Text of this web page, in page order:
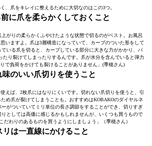
、爪をキレイに整えるために大切なのはこの3つ。
に爪を柔らかくしておくこと
上がりの柔らかくふやけたような状態で切るのがベスト。お風呂
いますよ。爪は3層構造になっていて、カーブのついた形をして
いる爪を切ると、カーブしている部分に大きな力がかかり、パ
たり裂けてしまったりするんです。爪が水分を含んでいると弾力
で負荷をかけても裂けることがありません」(季穂さん)
味のいい爪切りを使うこと
えば、2枚爪にはなりにくいです。切れない爪切りを使うと、引
め爪が裂けてしまうことも。おすすめはKOBAKOのダイヤルネ
がついていてミリ単位の長さ調節をすることができ、切りすぎ
としては高価に感じるかもしれませんが、いくつも買うもので
だわりのあるものを買うようにしましょう」（季穂さん）
リは一直線にかけること